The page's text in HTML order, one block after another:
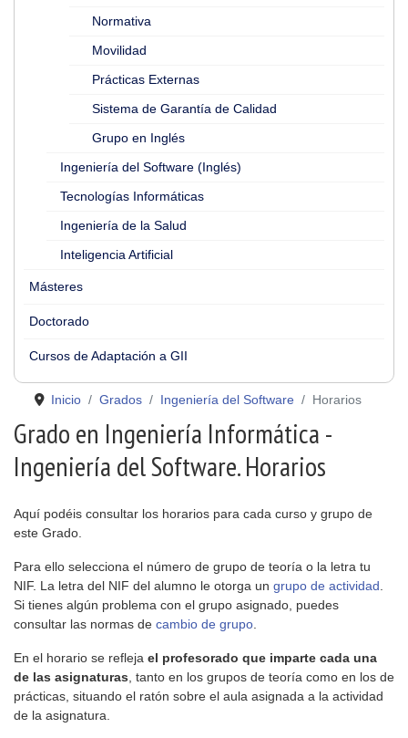
Normativa
Movilidad
Prácticas Externas
Sistema de Garantía de Calidad
Grupo en Inglés
Ingeniería del Software (Inglés)
Tecnologías Informáticas
Ingeniería de la Salud
Inteligencia Artificial
Másteres
Doctorado
Cursos de Adaptación a GII
Inicio Grados Ingeniería del Software Horarios
Grado en Ingeniería Informática -
Ingeniería del Software. Horarios
Aquí podéis consultar los horarios para cada curso y grupo de
este Grado.
Para ello selecciona el número de grupo de teoría o la letra tu
NIF. La letra del NIF del alumno le otorga un grupo de actividad
Si tienes algún problema con el grupo asignado, puedes
consultar las normas de cambio de grupo
En el horario se refleja el profesorado que imparte cada una
de las asignaturas , tanto en los grupos de teoría como en los de
prácticas, situando el ratón sobre el aula asignada a la actividad
de la asignatura.